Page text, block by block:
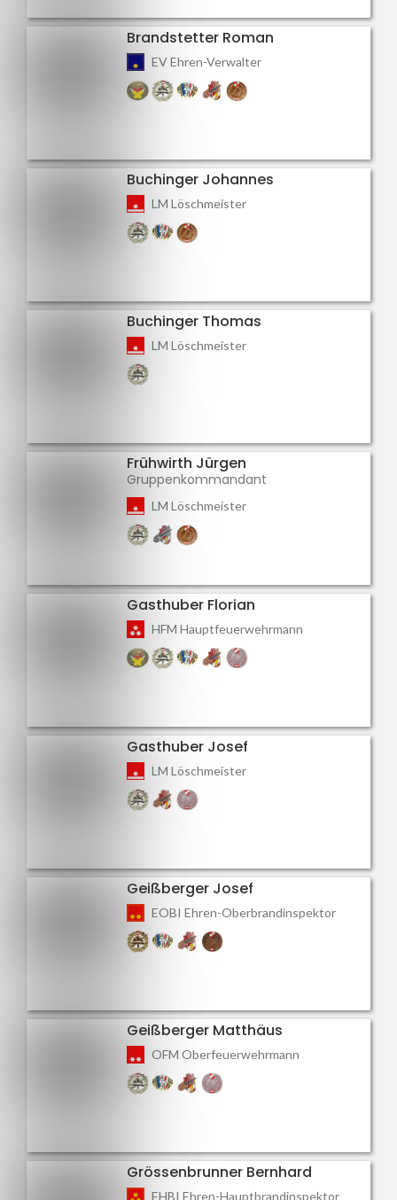
Brandstetter Roman
EV Ehren-Verwalter
Buchinger Johannes
LM Löschmeister
Buchinger Thomas
LM Löschmeister
Frühwirth Jürgen
Gruppenkommandant
LM Löschmeister
Gasthuber Florian
HFM Hauptfeuerwehrmann
Gasthuber Josef
LM Löschmeister
Geißberger Josef
EOBI Ehren-Oberbrandinspektor
Geißberger Matthäus
OFM Oberfeuerwehrmann
Grössenbrunner Bernhard
EHBI Ehren-Hauptbrandinspektor